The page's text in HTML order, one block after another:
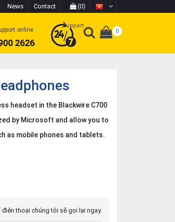
News Contact (0)
online
2626
Support
0
headset in the Blackwire C700
by Microsoft and allow you to
as mobile phones and tablets.
điện thoại chúng tôi sẽ gọi lại ngay.